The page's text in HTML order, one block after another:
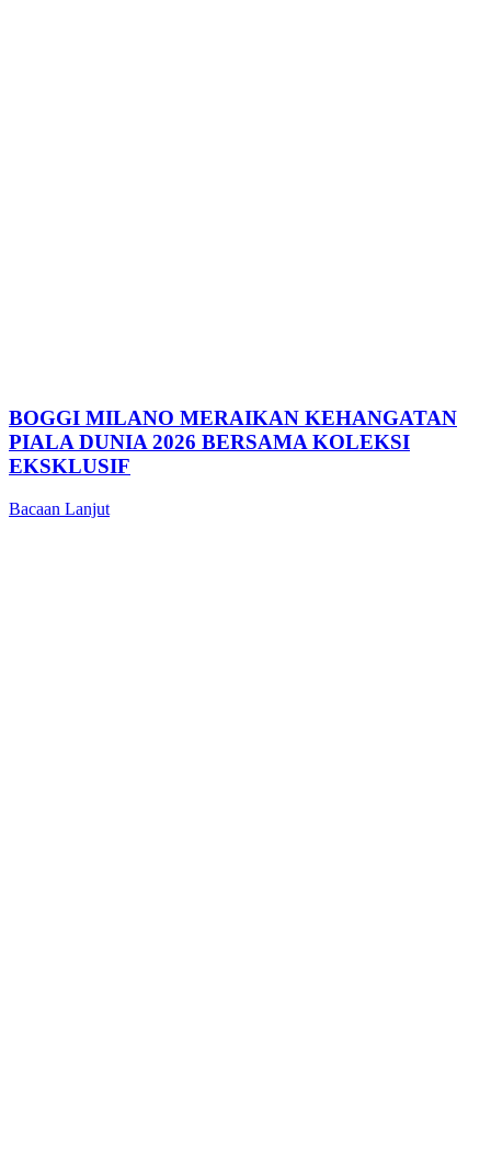
BOGGI MILANO MERAIKAN KEHANGATAN
PIALA DUNIA 2026 BERSAMA KOLEKSI
EKSKLUSIF
Bacaan Lanjut